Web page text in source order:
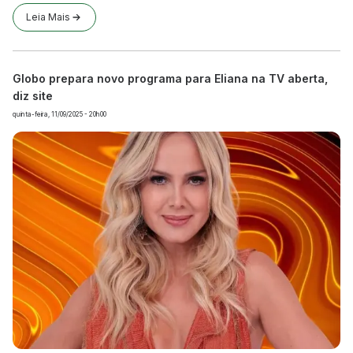
Leia Mais
Globo prepara novo programa para Eliana na TV aberta,
diz site
quinta-feira, 11/09/2025 - 20h00